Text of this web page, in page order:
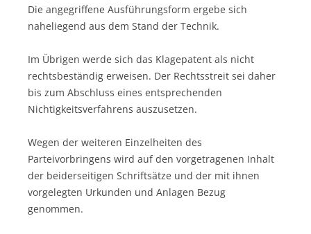
Die angegriffene Ausführungsform ergebe sich
naheliegend aus dem Stand der Technik.
Im Übrigen werde sich das Klagepatent als nicht
rechtsbeständig erweisen. Der Rechtsstreit sei daher
bis zum Abschluss eines entsprechenden
Nichtigkeitsverfahrens auszusetzen.
Wegen der weiteren Einzelheiten des
Parteivorbringens wird auf den vorgetragenen Inhalt
der beiderseitigen Schriftsätze und der mit ihnen
vorgelegten Urkunden und Anlagen Bezug
genommen.